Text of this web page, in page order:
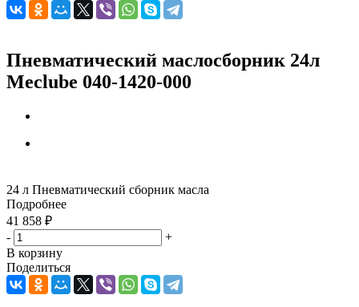
Пневматический маслосборник 24л
Meclube 040-1420-000
24 л Пневматический сборник масла
Подробнее
41 858 ₽
-
+
В корзину
Поделиться